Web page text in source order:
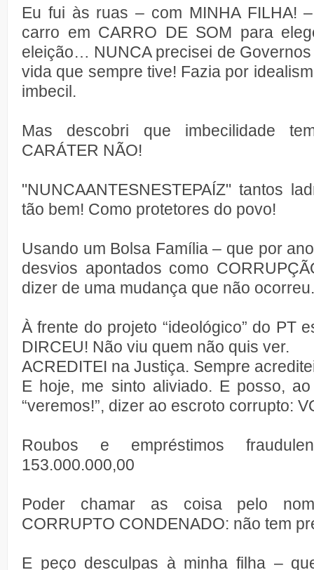
Eu fui às ruas – com MINHA FILHA!
carro em CARRO DE SOM para
eleição… NUNCA precisei de
vida que sempre tive! Fazia por
imbecil.
Mas descobri que imbecilidade
CARÁTER NÃO!
"NUNCAANTESNESTEPAÍZ" tantos
tão bem! Como protetores do povo!
Usando um Bolsa Família – que por
desvios apontados como
dizer de uma mudança que não ocorreu.
À frente do projeto “ideológico” do PT
DIRCEU! Não viu quem não quis ver.
ACREDITEI na Justiça. Sempre
E hoje, me sinto aliviado. E posso,
“veremos!”, dizer ao escroto corrupto:
Roubos e empréstimos
153.000.000,00
Poder chamar as coisa pelo
CORRUPTO CONDENADO: não tem
E peço desculpas à minha filha –